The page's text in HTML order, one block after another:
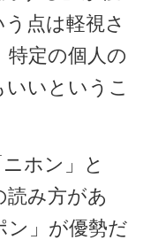
点は軽視さ
定の個人の
いというこ
ホン」と
読み方があ
ン」が優勢だ